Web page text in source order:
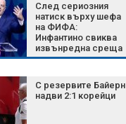
След сериозния
натиск върху шефа
на ФИФА:
Инфантино свиква
извънредна среща
на върха на
С резервите Байерн
надви 2:1 корейци